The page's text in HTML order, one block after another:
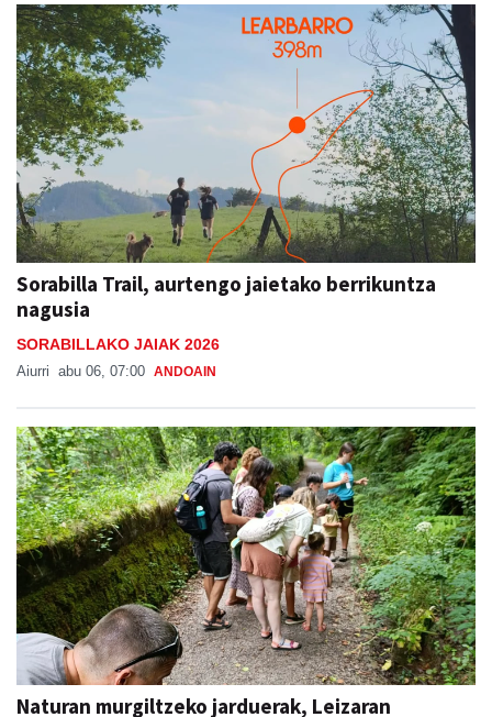
Sorabilla Trail, aurtengo jaietako berrikuntza
nagusia
SORABILLAKO JAIAK 2026
Aiurri abu 06, 07:00 ANDOAIN
Naturan murgiltzeko jarduerak, Leizaran